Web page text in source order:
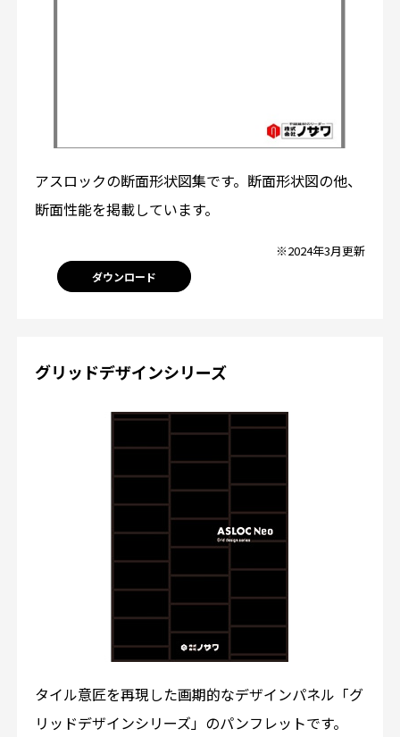
アスロックの断面形状図集です。断面形状図の他、
断面性能を掲載しています。
※2024年3月更新
ダウンロード
グリッドデザインシリーズ
タイル意匠を再現した画期的なデザインパネル「グ
リッドデザインシリーズ」のパンフレットです。